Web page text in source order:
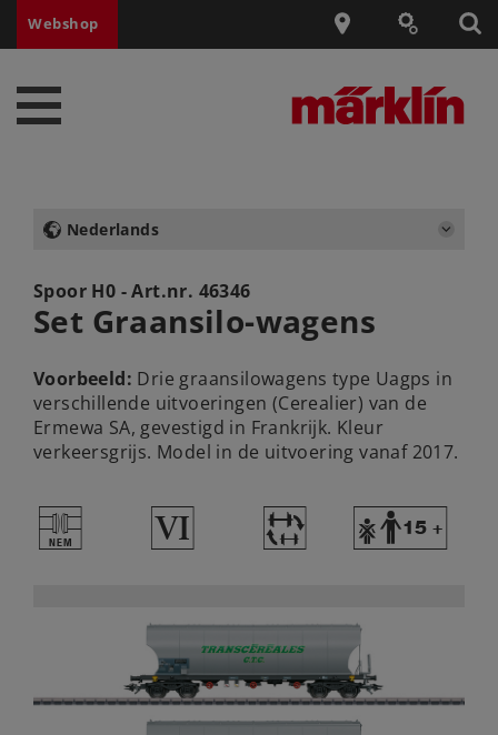
Webshop
Nederlands
Spoor H0 - Art.nr. 46346
Set Graansilo-wagens
Voorbeeld: Drie graansilowagens type Uagps in
verschillende uitvoeringen (Cerealier) van de
Ermewa SA, gevestigd in Frankrijk. Kleur
verkeersgrijs. Model in de uitvoering vanaf 2017.
U 8 ~ Y